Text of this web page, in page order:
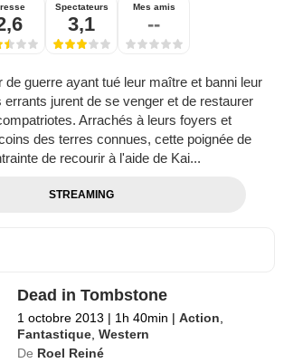
Spectateurs
3,1
Mes amis
--
de guerre ayant tué leur maître et banni leur
jurent de se venger et de restaurer
Arrachés à leurs foyers et
des terres connues, cette poignée de
de recourir à l'aide de Kai...
STREAMING
Dead in Tombstone
1 octobre 2013 | 1h 40min | Action
Fantastique ,Western
De Roel Reiné